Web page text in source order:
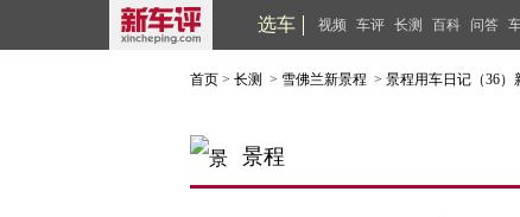
选车 视频 车评 长测 百科 问答
首页 > 长测 > 雪佛兰新景程 > 景程用车日记（36）
景程